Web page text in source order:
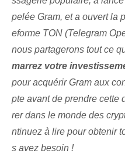
pelée Gram, et a ouvert la
eforme TON (Telegram
nous partagerons⁢ tout ce
marrez votre
pour acquérir Gram aux
pte avant de prendre cette
rer dans le monde des
ntinuez à lire pour obtenir
s avez besoin !